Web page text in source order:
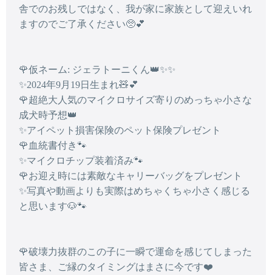
舎でのお残しではなく、我が家に家族として迎えいれ
ますのでご了承ください🥺💕
🌹仮ネーム: ジェラトーニくん👑✨✨
✨2024年9月19日生まれ🧸💕
🌹超絶大人気のマイクロサイズ寄りのめっちゃ小さな
成犬時予想👑
✨アイペット損害保険のペット保険プレゼント
🌹血統書付き🐾
✨マイクロチップ装着済み🐾
🌹お迎え時には素敵なキャリーバッグをプレゼント
✨写真や動画よりも実際はめちゃくちゃ小さく感じる
と思います🐶🐾
🌹破壊力抜群のこの子に一瞬で運命を感じてしまった
皆さま、ご縁のタイミングはまさに今です❤️